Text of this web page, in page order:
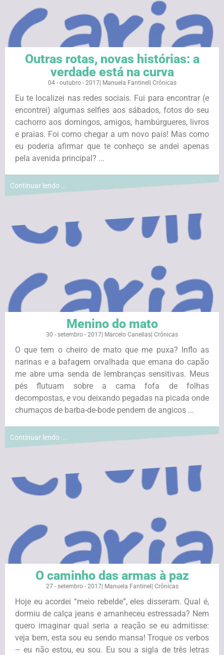
Outras rotas, novas histórias: a
verdade está na curva
04 - outubro - 2017| Manuela Fantinel Crônicas
Eu te localizei nas redes sociais. Fui para encontrar (e
encontrei) algumas selfies aos sábados, fotos do seu
cachorro aos domingos, amigos, hambúrgueres, livros
e praias. Foi como chegar a um novo país! Mas como
eu poderia afirmar que te conheço se andei apenas
pela avenida principal? ...
Continuar lendo ...
Menino do mato
30 - setembro - 2017 Marcelo Canellas Crônicas
O que tem o cheiro de mato que me puxa? Inflo as
narinas e a bafagem orvalhada que emana do capão
me abre uma senda de lembranças sensitivas. Meus
pés flutuam sobre a cama fofa de folhas
decompostas, e vou deixando pegadas na picada onde
chumaços de barba-de-bode pendem de angicos ...
Continuar lendo ...
O caminho das armas à paz
27 - setembro - 2017| Manuela Fantinel Crônicas
Hoje eu acordei “meio rebelde”, eles disseram. Qual é,
dormiu de calça jeans e amanheceu estressada? Nem
quero imaginar qual seria a reação se eu admitisse:
veja bem, esta sou eu sendo mansa! Troque os verbos
– eu não estou, eu sou. Eu sou a sigla de três letras